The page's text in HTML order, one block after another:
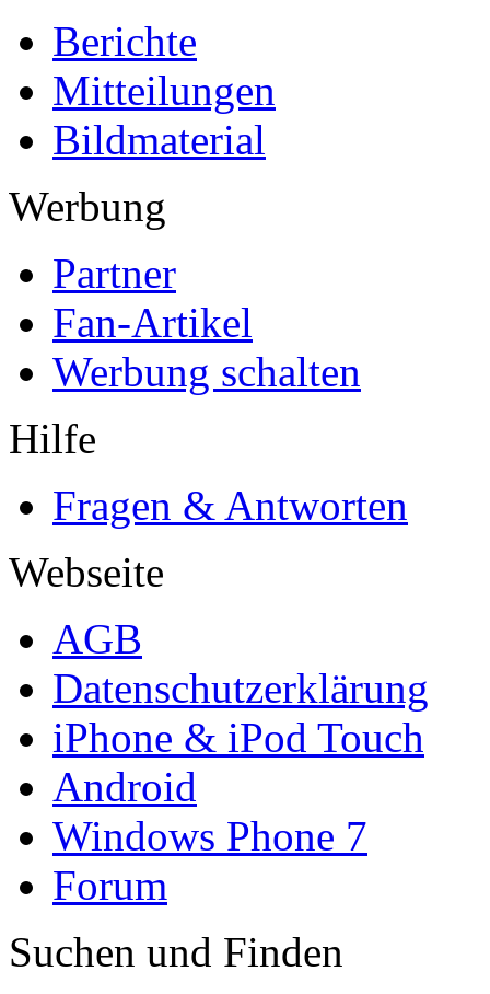
Berichte
Mitteilungen
Bildmaterial
Werbung
Partner
Fan-Artikel
Werbung schalten
Hilfe
Fragen & Antworten
Webseite
AGB
Datenschutzerklärung
iPhone & iPod Touch
Android
Windows Phone 7
Forum
Suchen und Finden